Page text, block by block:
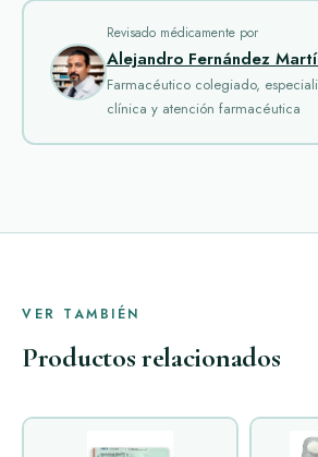
Revisado médicamente por
Alejandro Fernández
Farmacéutico colegiado,
clínica y atención farmacéutica
VER TAMBIÉN
Productos relacionados